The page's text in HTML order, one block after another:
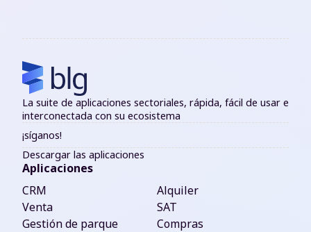
La suite de aplicaciones sectoriales, rápida, fácil de usar e
interconectada con su ecosistema
¡síganos!
Descargar las aplicaciones
Aplicaciones
CRM
Alquiler
Venta
SAT
Gestión de parque
Compras